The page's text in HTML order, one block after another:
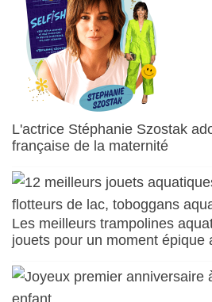
L'actrice Stéphanie Szostak
française de la maternité
Les meilleurs trampolines
jouets pour un moment épique